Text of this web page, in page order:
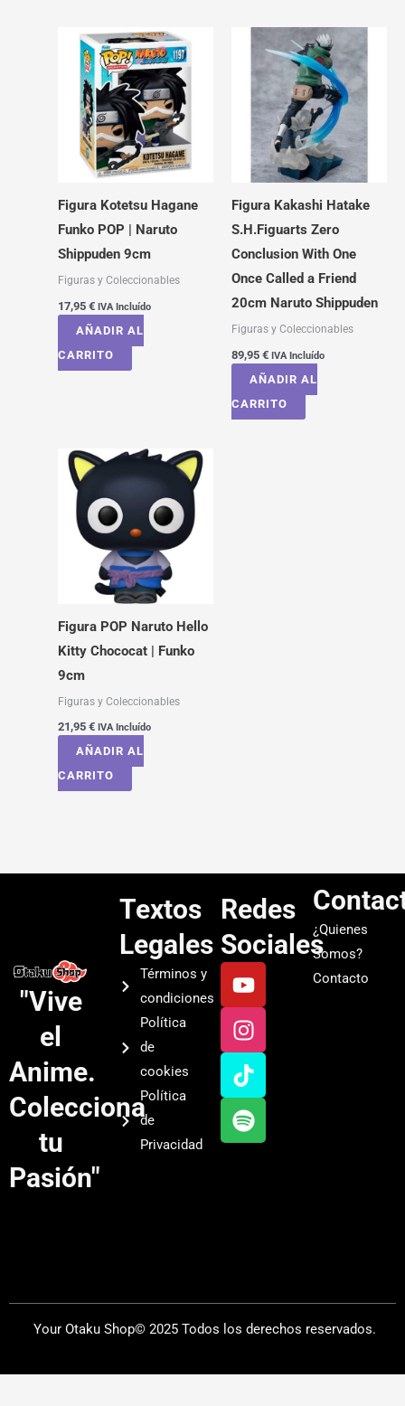
Figura Kotetsu Hagane
Funko POP | Naruto
Shippuden 9cm
Figuras y Coleccionables
17,95 € IVA Incluído
AÑADIR AL
CARRITO
Figura Kakashi Hatake
S.H.Figuarts Zero
Conclusion With One
Once Called a Friend
20cm Naruto Shippuden
Figuras y Coleccionables
89,95 € IVA Incluído
AÑADIR AL
CARRITO
Figura POP Naruto Hello
Kitty Chococat | Funko
9cm
Figuras y Coleccionables
21,95 € IVA Incluído
AÑADIR AL
CARRITO
"Vive
el
Anime.
Colecciona
tu
Pasión"
Textos
Legales
Términos y
condiciones
Política
de
cookies
Política
de
Privacidad
Redes
Sociales
Y
o
u
t
u
b
e
I
n
s
t
a
g
r
a
T
i
k
t
o
k
S
p
o
t
i
f
y
¿Quienes
Somos?
Contacto
Your Otaku Shop© 2025 Todos los derechos reservados.